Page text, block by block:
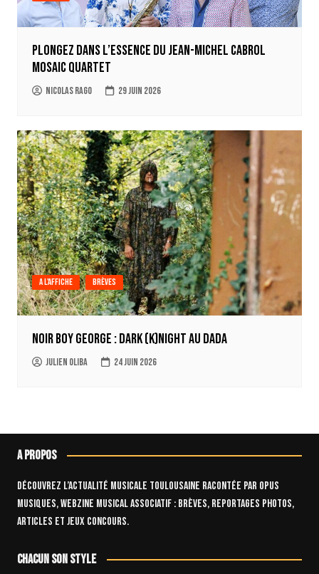
Plongez dans l’essence du Jean-Michel Cabrol
Mosaic Quartet
Nicolas Rago 29 juin 2026
A l'affiche Brèves
Noir Boy George : Dark (k)Night au Dada
Julien Oliba 24 juin 2026
A propos
Découvrez l’actualité musicale toulousaine racontée par OPUS
Musiques, webzine musical associatif : brèves, reportages photos,
articles et jeux concours.
Chacun son style